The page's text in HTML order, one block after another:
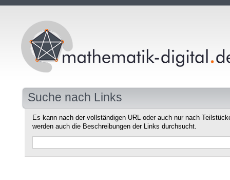
Suche nach Links
Es kann nach der vollständigen URL oder auch nur nach
werden auch die Beschreibungen der Links durchsucht.